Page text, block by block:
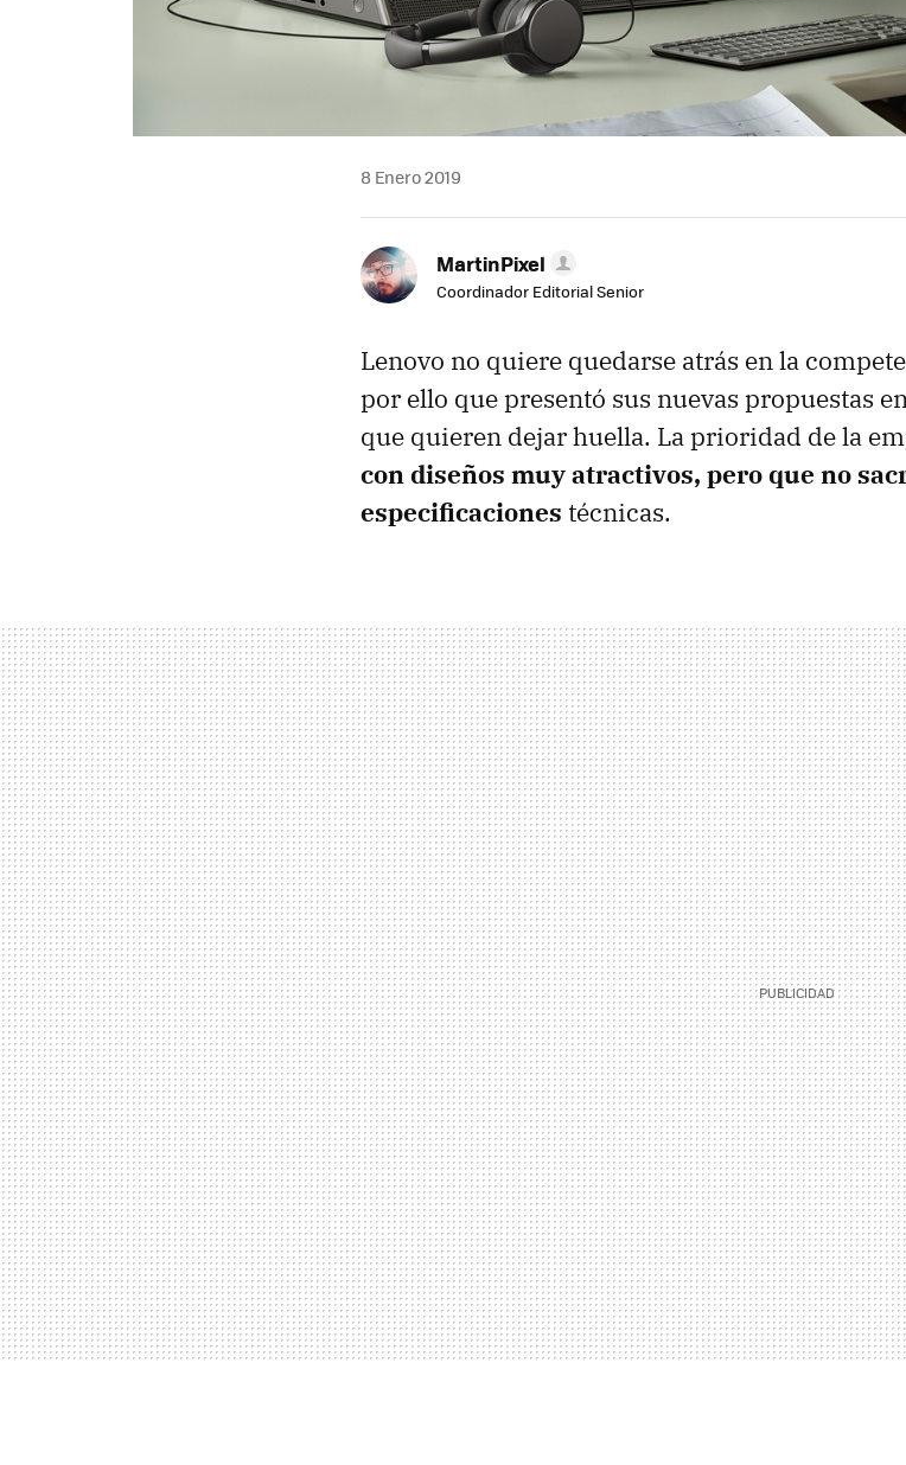
8 Enero 2019
MartinPixel
Coordinador Editorial Senior
Lenovo no quiere quedarse atrás en la
por ello que presentó sus nuevas propuestas
que quieren dejar huella. La prioridad de la
con diseños muy atractivos, pero que no
especificaciones técnicas.